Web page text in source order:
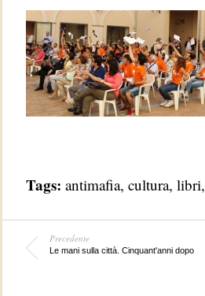
Tags: antimafia, cultura, libri,
Precedente
Le mani sulla città. Cinquant'anni dopo